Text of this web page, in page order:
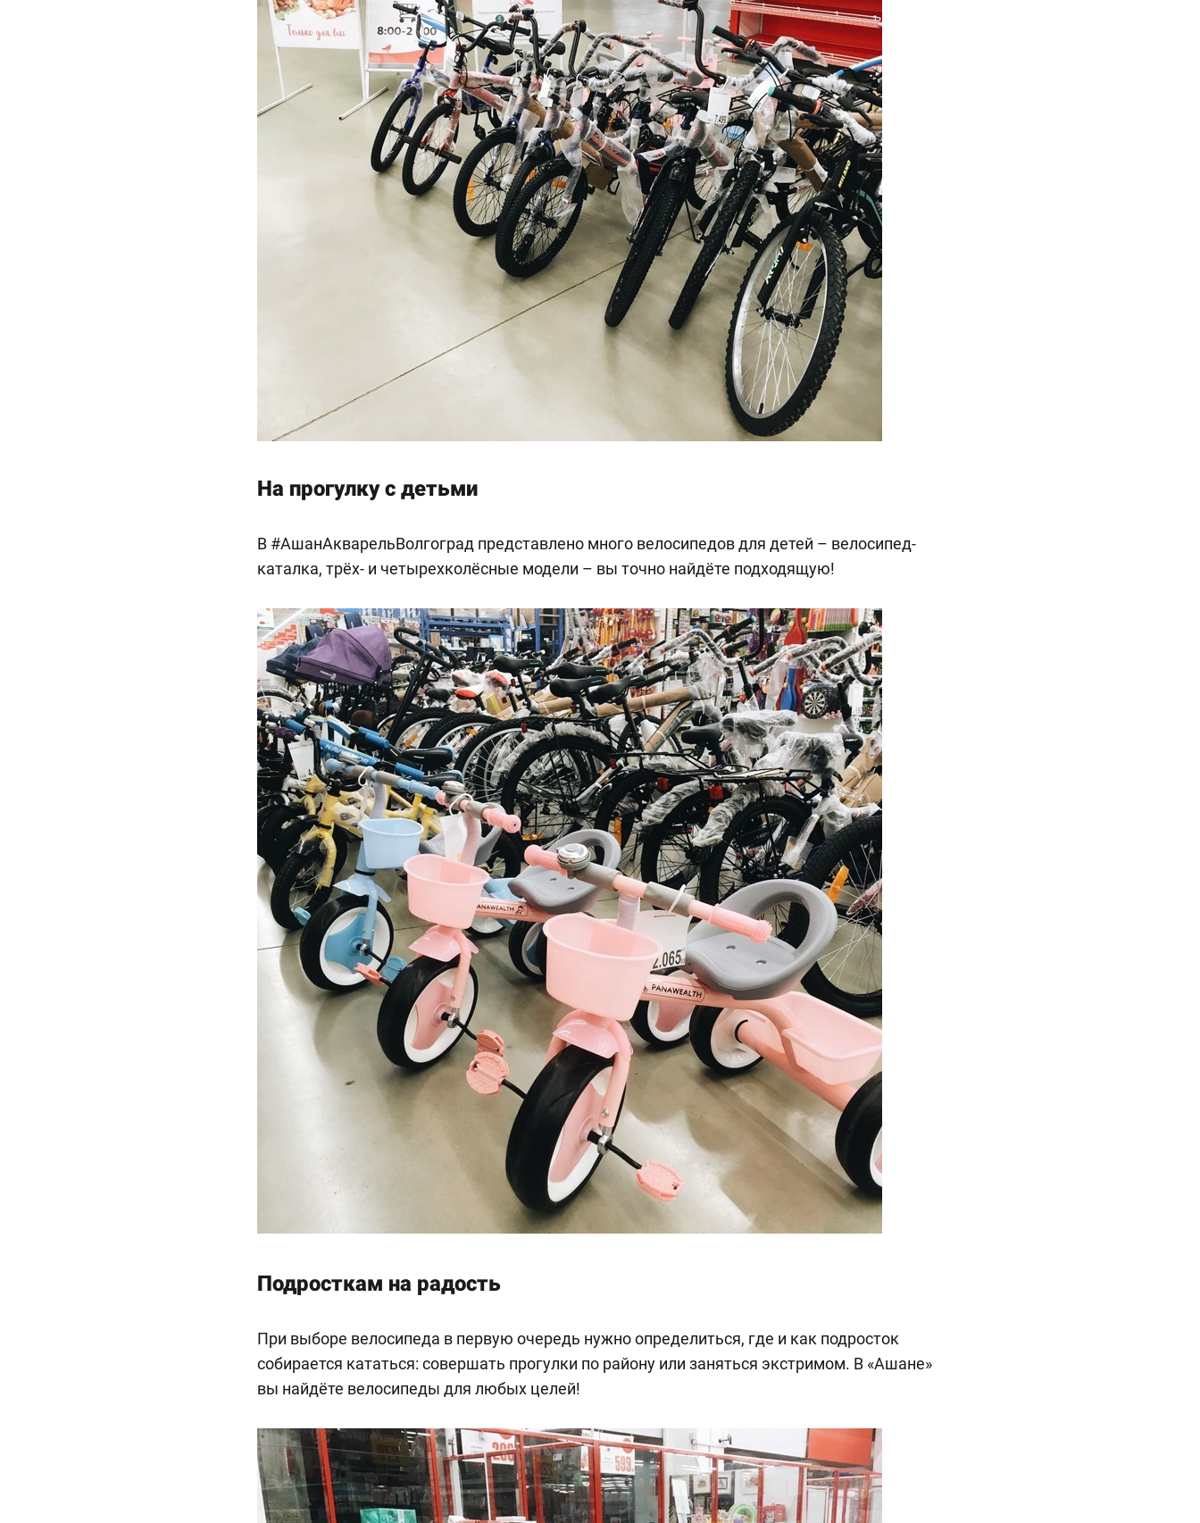
На прогулку с детьми
В #АшанАкварельВолгоград представлено много велосипедов для детей – велосипед-
каталка, трёх- и четырехколёсные модели – вы точно найдёте подходящую!
Подросткам на радость
При выборе велосипеда в первую очередь нужно определиться, где и как подросток
собирается кататься: совершать прогулки по району или заняться экстримом. В «Ашане»
вы найдёте велосипеды для любых целей!